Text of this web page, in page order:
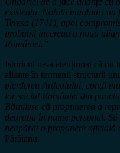
existența. Nobilii maghiari au
Teresa (1741), apoi
probabil încercau o nouă
României.”
Istoricul ne-a atenționat că nu
alianțe în termenii structurii
pierderea Ardealului, conții
lor social României din
Bănuiesc că propunerea a
degraba în nume personal.
neapărat o propunere
Pârâianu.